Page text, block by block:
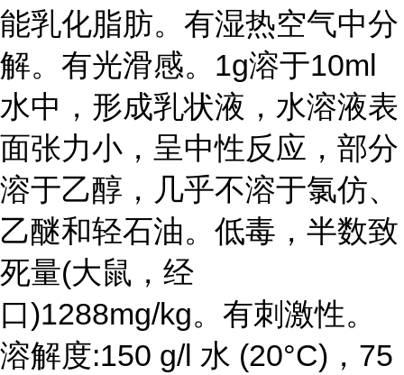
能乳化脂肪。有湿热空气中分
解。有光滑感。1g溶于10ml
水中，形成乳状液，水溶液表
面张力小，呈中性反应，部分
溶于乙醇，几乎不溶于氯仿、
乙醚和轻石油。低毒，半数致
死量(大鼠，经
口)1288mg/kg。有刺激性。
溶解度:150 g/l 水 (20°C)，75